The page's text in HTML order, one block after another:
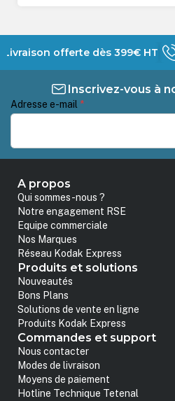
Livraison offerte dès 399€ HT
Inscrivez-vous à
Adresse e-mail *
A propos
Qui sommes-nous ?
Notre engagement RSE
Equipe commerciale
Nos Marques
Réseau Kodak Express
Produits et solutions
Nouveautés
Bons Plans
Solutions de vente en ligne
Produits Kodak Express
Commandes et support
Nous contacter
Modes de livraison
Moyens de paiement
Hotline Technique Tetenal